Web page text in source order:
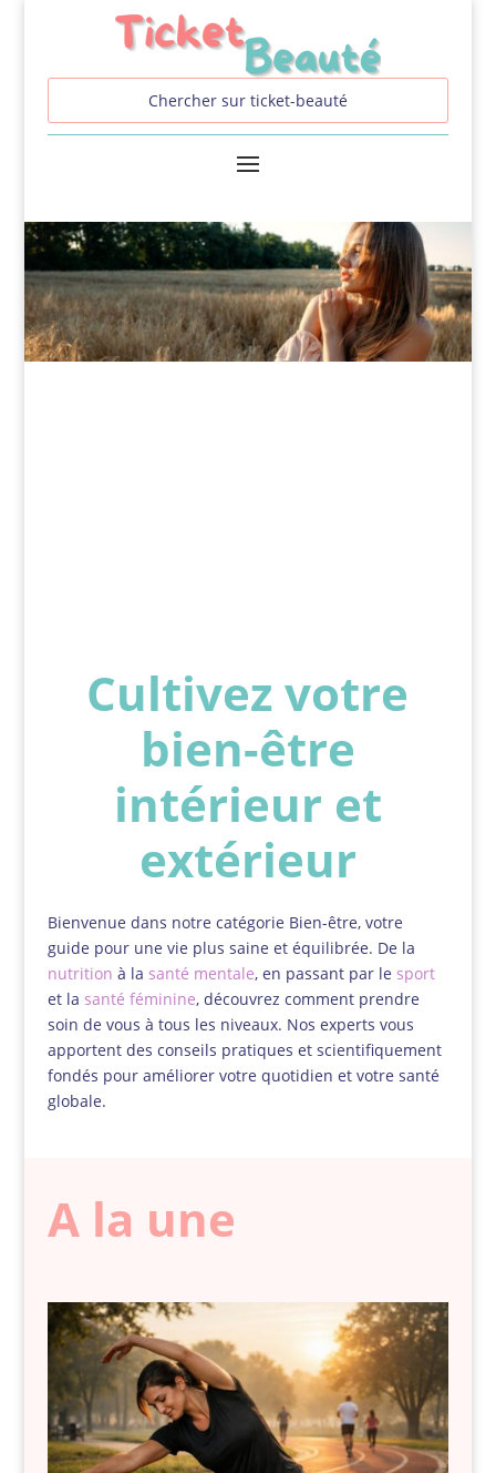
Cultivez votre
bien-être
intérieur et
extérieur
Bienvenue dans notre catégorie Bien-être, votre
guide pour une vie plus saine et équilibrée. De la
nutrition à la santé mentale, en passant par le sport
et la santé féminine, découvrez comment prendre
soin de vous à tous les niveaux. Nos experts vous
apportent des conseils pratiques et scientifiquement
fondés pour améliorer votre quotidien et votre santé
globale.
A la une